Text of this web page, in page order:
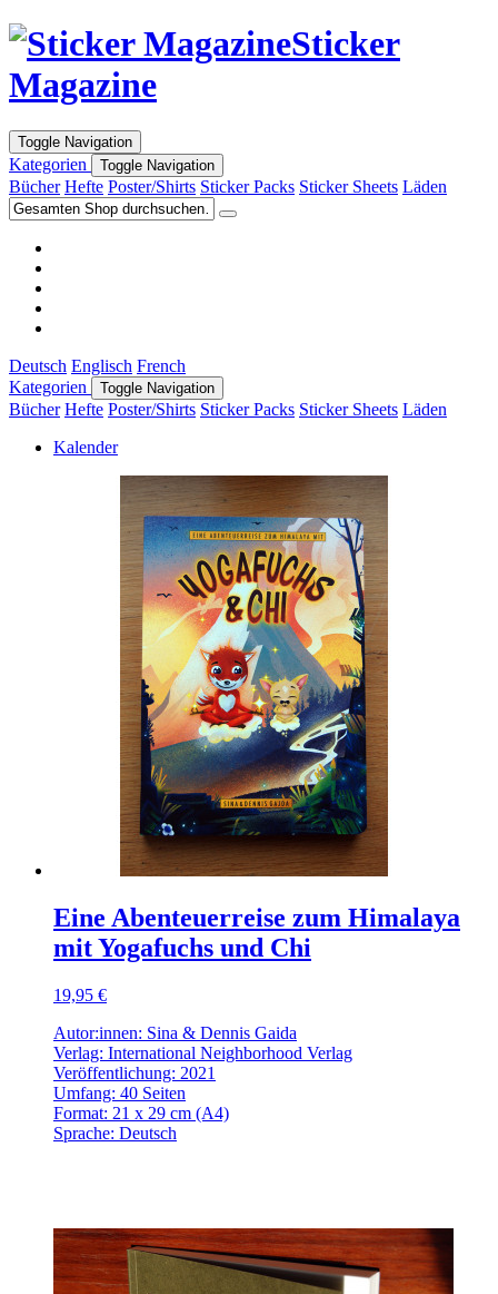
Sticker
Magazine
Toggle Navigation
Kategorien Toggle Navigation
Bücher Hefte Poster/Shirts Sticker Packs Sticker Sheets Läden
Deutsch Englisch French
Kategorien
Toggle Navigation
Bücher Hefte Poster/Shirts Sticker Packs Sticker Sheets Läden
Kalender
Eine Abenteuerreise zum Himalaya
mit Yogafuchs und Chi
19,95 €
Autor:innen: Sina & Dennis Gaida
Verlag: International Neighborhood Verlag
Veröffentlichung: 2021
Umfang: 40 Seiten
Format: 21 x 29 cm (A4)
Sprache: Deutsch